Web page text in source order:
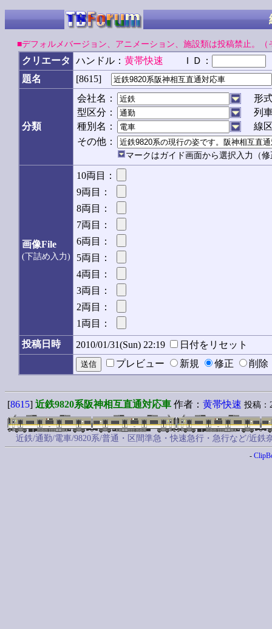
■デフォルメバージョン、アニメーション、施設類は投稿禁止。（
クリエータ ハンドル： 黄帯快速 ＩＤ：
題名
[8615]
分類
会社名：
型区分：
種別名：
形
列
線
その他：
マークはガイド画面から選択入力（
画像File
(下詰め入力)
10両目：
9両目：
8両目：
7両目：
6両目：
5両目：
4両目：
3両目：
2両目：
1両目：
投稿日時 2010/01/31(Sun) 22:19
日付をリセット
プレビュー
新規 修正 削
[8615] 近鉄9820系阪神相互直通対応車 作者： 黄帯快速 投稿：
近鉄/通勤/電車/9820系/普通・区間準急・快速急行・急行など/近
-